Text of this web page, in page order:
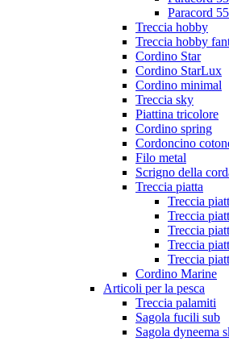
Paracord
Treccia hobby
Treccia hobby
Cordino Star
Cordino StarLux
Cordino minimal
Treccia sky
Piattina tricolore
Cordino spring
Cordoncino
Filo metal
Scrigno della
Treccia piatta
Treccia
Treccia
Treccia
Treccia
Treccia
Cordino Marine
Articoli per la pesca
Treccia palamiti
Sagola fucili sub
Sagola dyneema